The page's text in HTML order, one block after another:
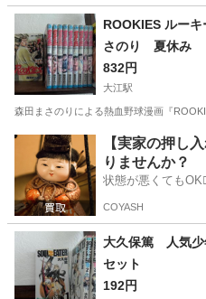
愛知 名古屋市 マン
テラフォーマーズ
ROOKIES ルー
さのり 夏休み
832円
大江駅
森田まさのりによる熱血野球漫画『
愛知 名古屋市 大江駅 マン
【実家の押し
りませんか？
状態が悪くても
COYASH
大久保篤 人気少
セット
192円